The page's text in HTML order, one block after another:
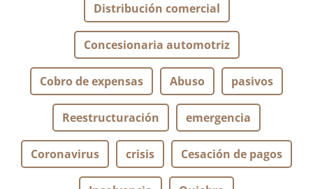
Distribución comercial
Concesionaria automotriz
Cobro de expensas Abuso pasivos
Reestructuración emergencia
Coronavirus crisis Cesación de pagos